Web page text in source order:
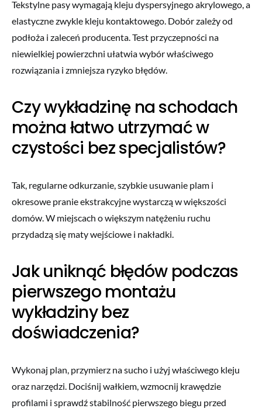
Tekstylne pasy wymagają kleju dyspersyjnego akrylowego, a
elastyczne zwykle kleju kontaktowego. Dobór zależy od
podłoża i zaleceń producenta. Test przyczepności na
niewielkiej powierzchni ułatwia wybór właściwego
rozwiązania i zmniejsza ryzyko błędów.
Czy wykładzinę na schodach
można łatwo utrzymać w
czystości bez specjalistów?
Tak, regularne odkurzanie, szybkie usuwanie plam i
okresowe pranie ekstrakcyjne wystarczą w większości
domów. W miejscach o większym natężeniu ruchu
przydadzą się maty wejściowe i nakładki.
Jak uniknąć błędów podczas
pierwszego montażu
wykładziny bez
doświadczenia?
Wykonaj plan, przymierz na sucho i użyj właściwego kleju
oraz narzędzi. Dociśnij wałkiem, wzmocnij krawędzie
profilami i sprawdź stabilność pierwszego biegu przed